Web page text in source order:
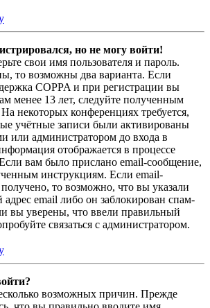
но не могу войти!
свои имя пользователя и пароль.
то возможны два варианта. Если
COPPA и при регистрации вы
менее 13 лет, следуйте полученным
некоторых конференциях требуется,
учётные записи были активированы
или администратором до входа в
отображается в процессе
вам было прислано email-сообщение,
инструкциям. Если email-
то возможно, что вы указали
email либо он заблокирован спам-
вы уверены, что ввели правильный
связаться с администратором.
возможных причин. Прежде